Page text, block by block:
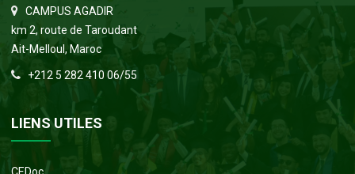
CAMPUS AGADIR
km 2, route de Taroudant
Ait-Melloul, Maroc
+212 5 282 410 06/55
LIENS UTILES